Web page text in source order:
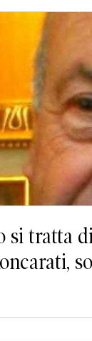
tratta